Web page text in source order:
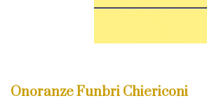
Onoranze Funbri Chiericoni